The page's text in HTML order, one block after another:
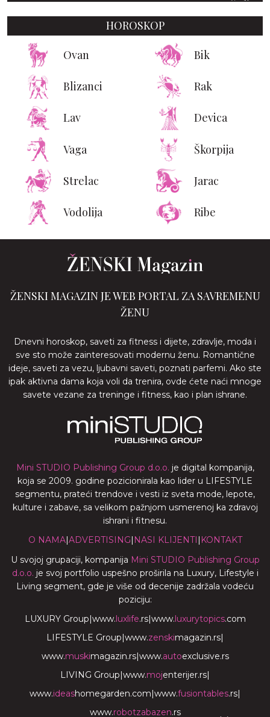
HOROSKOP
Ovan Bik
Blizanci Rak
Lav Devica
Vaga Škorpija
Strelac Jarac
Vodolija Ribe
ŽENSKI MAGAZIN JE WEB PORTAL ZA SAVREMENU
ŽENU
Dnevni horoskop, saveti za fitness i dijete, zdravlje, moda i
sve sto može zainteresovati modernu ženu. Romantične
ideje, saveti za vezu, ljubavni saveti, poznati parfemi. Ako ste
ipak aktivna dama koja voli da trenira, ovde ćete naći mnoge
savete vezane za treninge i fitness, kao i plan ishrane.
Mini STUDIO Publishing Group d.o.o. je digital kompanija,
koja se 2009. godine pozicionirala kao lider u LIFESTYLE
segmentu, prateći trendove i vesti iz sveta mode, lepote,
kulture i zabave, sa velikom pažnjom usmerenoj ka zdravoj
ishrani i fitnesu.
O NAMA| ADVERTISING NASI KLIJENTI
KONTAKT
U svojoj grupaciji, kompanija Mini STUDIO Publishing Group
d.o.o. je svoj portfolio uspešno proširila na Luxury, Lifestyle i
Living segment, gde je više od decenije zadržala vodeću
poziciju:
LUXURY Group www. luxlife.rs| www. luxurytopics.com
LIFESTYLE Group www.zenskimagazin.rs
www.muskimagazin.rs| www.autoexclusive.rs
LIVING Group www.mojenterijer.rs
www.ideashomegarden.com www.fusiontables.rs
www.robotzabazen.rs